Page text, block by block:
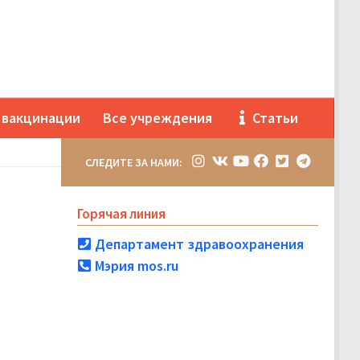
вакцинации Все учреждения Статьи
СЛЕДИТЕ ЗА НАМИ:
Горячая линия
Департамент здравоохранения
Мэрия mos.ru